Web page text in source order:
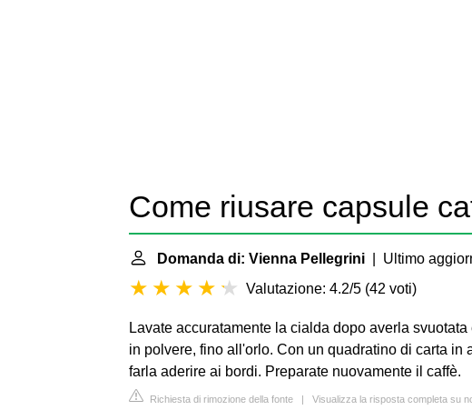
Come riusare capsule
Domanda di: Vienna Pellegrini | Ultimo
Valutazione: 4.2/5 (42 voti)
Lavate accuratamente la cialda dopo averla
in polvere, fino all'orlo. Con un quadratino di carta
farla aderire ai bordi. Preparate nuovamente il caffè.
Richiesta di rimozione della fonte | Visualizza la risposta completa su